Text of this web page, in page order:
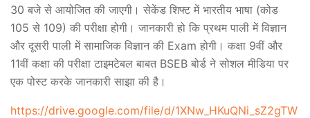
30 बजे से आयोजित की जाएगी। सेकेंड शिफ्ट में भारतीय भाषा (कोड
105 से 109) की परीक्षा होगी। जानकारी हो कि प्रथम पाली में विज्ञान
और दूसरी पाली में सामाजिक विज्ञान की Exam होगी। कक्षा 9वीं और
11वीं कक्षा की परीक्षा टाइमटेबल बाबत BSEB बोर्ड ने सोशल मीडिया पर
एक पोस्ट करके जानकारी साझा की है।
https://drive.google.com/file/d/1XNw_HKuQNi_sZ2gTW